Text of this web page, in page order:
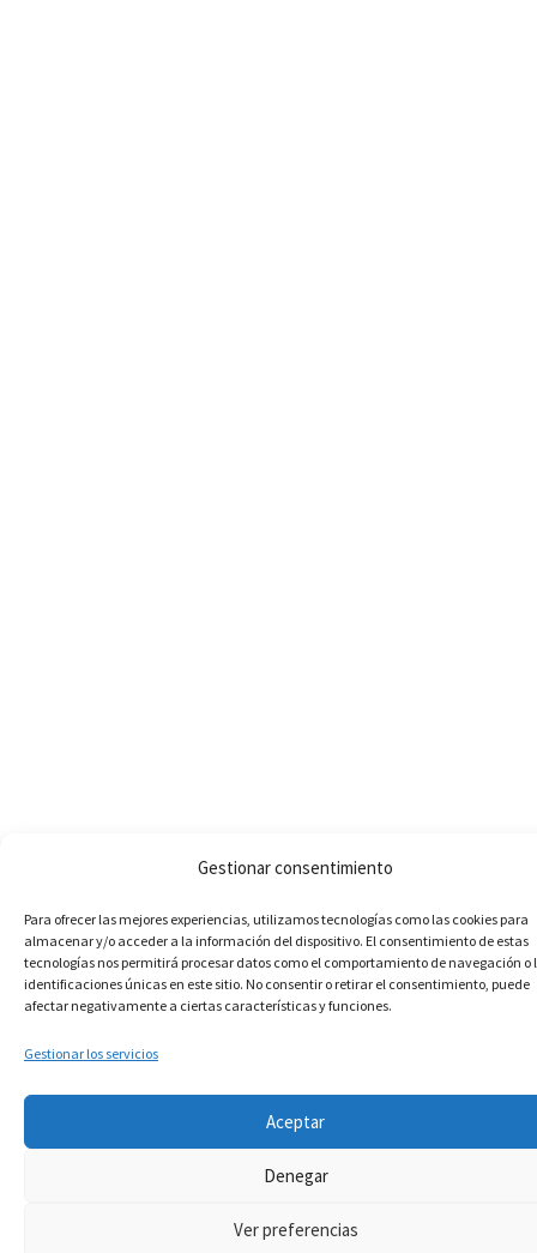
Gestionar consentimiento
Para ofrecer las mejores experiencias, utilizamos tecnologías como las cookies para
almacenar y/o acceder a la información del dispositivo. El consentimiento de estas
tecnologías nos permitirá procesar datos como el comportamiento de navegación o
identificaciones únicas en este sitio. No consentir o retirar el consentimiento, puede
afectar negativamente a ciertas características y funciones.
Gestionar los servicios
Aceptar
Denegar
Ver preferencias